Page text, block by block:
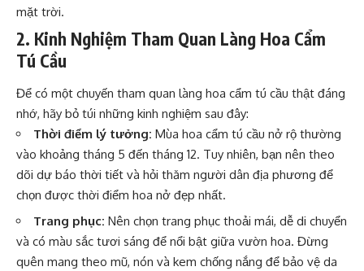
mặt trời.
2. Kinh Nghiệm Tham Quan Làng Hoa Cẩm
Tú Cầu
Để có một chuyến tham quan làng hoa cẩm tú cầu thật đáng
nhớ, hãy bỏ túi những kinh nghiệm sau đây:
Thời điểm lý tưởng: Mùa hoa cẩm tú cầu nở rộ thường
vào khoảng tháng 5 đến tháng 12. Tuy nhiên, bạn nên theo
dõi dự báo thời tiết và hỏi thăm người dân địa phương để
chọn được thời điểm hoa nở đẹp nhất.
Trang phục: Nên chọn trang phục thoải mái, dễ di chuyển
và có màu sắc tươi sáng để nổi bật giữa vườn hoa. Đừng
quên mang theo mũ, nón và kem chống nắng để bảo vệ da